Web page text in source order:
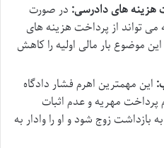
هزینه های دادرسی: در صورت
می تواند از پرداخت هزینه های
موضوع بار مالی اولیه را کاهش
این مهمترین اهرم فشار دادگاه
مهریه و عدم اثبات
بازداشت زوج شود و او را وادار به